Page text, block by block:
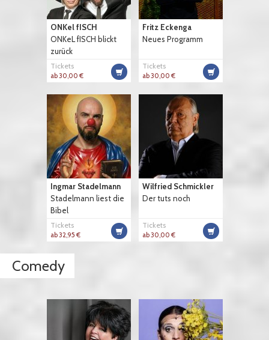
ONKel fISCH
ONKeL fISCH blickt
zurück
Tickets
ab 30,00 €
Fritz Eckenga
Neues Programm
Tickets
ab 30,00 €
Ingmar Stadelmann
Stadelmann liest die
Bibel
Tickets
ab 32,95 €
Wilfried Schmickler
Der tuts noch
Tickets
ab 30,00 €
Comedy